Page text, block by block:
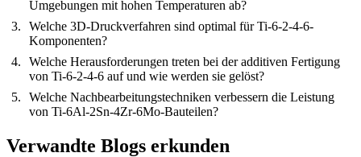
Umgebungen mit hohen Temperaturen ab?
Welche 3D-Druckverfahren sind optimal für Ti-6-2-4-6-
Komponenten?
Welche Herausforderungen treten bei der additiven Fertigung
von Ti-6-2-4-6 auf und wie werden sie gelöst?
Welche Nachbearbeitungstechniken verbessern die Leistung
von Ti-6Al-2Sn-4Zr-6Mo-Bauteilen?
Verwandte Blogs erkunden